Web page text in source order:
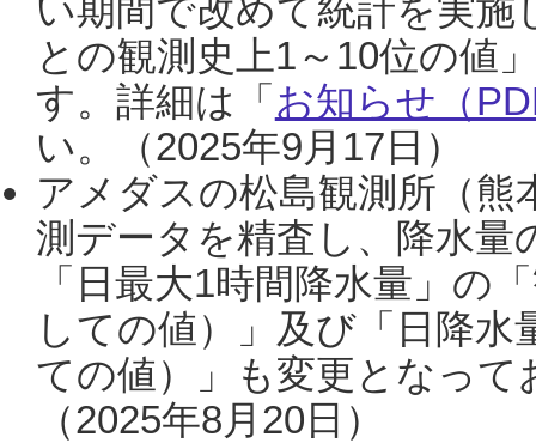
い期間で改めて統計を実
との観測史上1～10位の値
す。詳細は「 お知らせ（
い。（2025年9月17日）
アメダスの松島観測所（熊
測データを精査し、降水
「日最大1時間降水量」の
しての値）」及び「日降
ての値）」も変更となっ
（2025年8月20日）